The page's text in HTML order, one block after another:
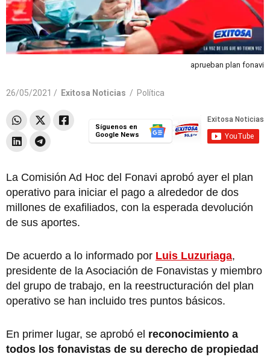
aprueban plan fonavi
26/05/2021 / Exitosa Noticias / Política
Síguenos en
Google News
La Comisión Ad Hoc del Fonavi aprobó ayer el plan
operativo para iniciar el pago a alrededor de dos
millones de exafiliados, con la esperada devolución
de sus aportes.
De acuerdo a lo informado por Luis Luzuriaga,
presidente de la Asociación de Fonavistas y miembro
del grupo de trabajo, en la reestructuración del plan
operativo se han incluido tres puntos básicos.
En primer lugar, se aprobó el reconocimiento a
todos los fonavistas de su derecho de propiedad